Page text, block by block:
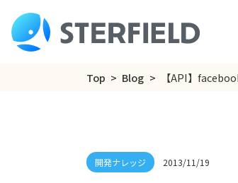
Top Blog 【API】
2013/11/19